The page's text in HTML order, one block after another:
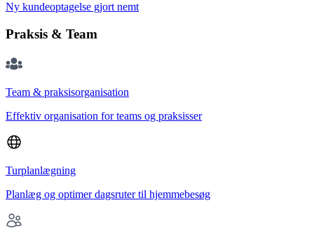
Ny kundeoptagelse gjort nemt
Praksis & Team
Team & praksisorganisation
Effektiv organisation for teams og praksisser
Turplanlægning
Planlæg og optimer dagsruter til hjemmebesøg